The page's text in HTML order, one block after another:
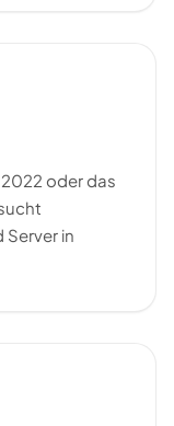
oder das
Server in